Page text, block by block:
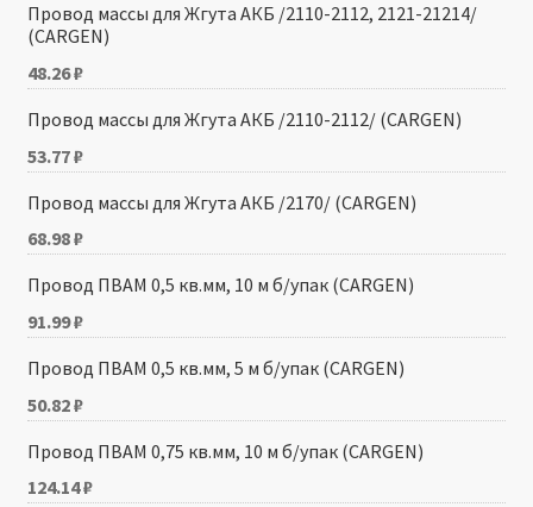
Провод массы для Жгута АКБ /2110-2112, 2121-21214/
(CARGEN)
48.26₽
Провод массы для Жгута АКБ /2110-2112/ (CARGEN)
53.77₽
Провод массы для Жгута АКБ /2170/ (CARGEN)
68.98₽
Провод ПВАМ 0,5 кв.мм, 10 м б/упак (CARGEN)
91.99₽
Провод ПВАМ 0,5 кв.мм, 5 м б/упак (CARGEN)
50.82₽
Провод ПВАМ 0,75 кв.мм, 10 м б/упак (CARGEN)
124.14₽